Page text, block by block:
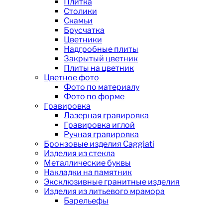
Столики
Скамьи
Брусчатка
Цветники
Надгробные плиты
Закрытый цветник
Плиты на цветник
Цветное фото
Фото по материалу
Фото по форме
Гравировка
Лазерная гравировка
Гравировка иглой
Ручная гравировка
Бронзовые изделия Caggiati
Изделия из стекла
Металлические буквы
Накладки на памятник
Эксклюзивные гранитные изделия
Изделия из литьевого мрамора
Барельефы